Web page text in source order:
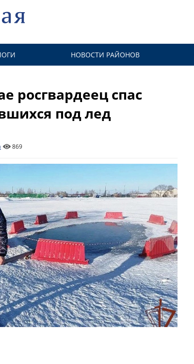
НОВОСТИ РАЙОНОВ
росгвардеец спас
под лед
869